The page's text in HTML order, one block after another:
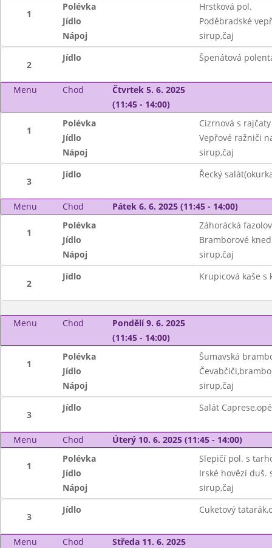
1
Polévka
Hrstková pol.
Jídlo
Poděbradské
Nápoj
sirup,čaj
2
Jídlo Špenátová
Menu Chod
Čtvrtek 5. 6. 2025
(11:45 - 14:00)
1
Polévka
Cizrnová s
Jídlo
Vepřové ražniči
Nápoj
sirup,čaj
3
Jídlo Řecký
Menu Chod Pátek 6. 6. 2025 (11:45 - 14:00)
1
Polévka
Záhorácká
Jídlo
Bramborové
Nápoj
sirup,čaj
2
Jídlo Krupicová kaše s
Menu Chod
Pondělí 9. 6. 2025
(11:45 - 14:00)
1
Polévka
Šumavská
Jídlo
Nápoj
sirup,čaj
3
Jídlo Salát
Menu Chod Úterý 10. 6. 2025 (11:45 - 14:00)
1
Polévka
Slepičí pol. s
Jídlo
Irské hovězí duš.
Nápoj
sirup,čaj
3
Jídlo Cuketový
Menu Chod
Středa 11. 6. 2025